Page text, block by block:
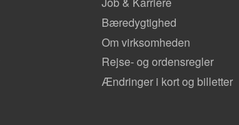
Bæredygtighed
Om virksomheden
Rejse- og ordensregler
Ændringer i kort og billetter